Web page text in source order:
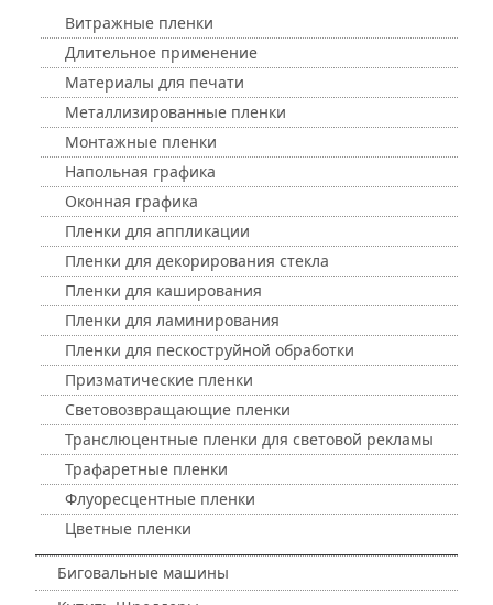
Витражные пленки
Длительное применение
Материалы для печати
Металлизированные пленки
Монтажные пленки
Напольная графика
Оконная графика
Пленки для аппликации
Пленки для декорирования стекла
Пленки для каширования
Пленки для ламинирования
Пленки для пескоструйной обработки
Призматические пленки
Световозвращающие пленки
Транслюцентные пленки для световой рекламы
Трафаретные пленки
Флуоресцентные пленки
Цветные пленки
Биговальные машины